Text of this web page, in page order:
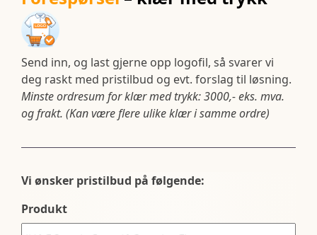
Send inn, og last gjerne opp logofil, så svarer vi
deg raskt med pristilbud og evt. forslag til løsning.
Minste ordresum for klær med trykk: 3000,- eks. mva.
og frakt. (Kan være flere ulike klær i samme ordre)
Vi ønsker pristilbud på følgende:
Produkt